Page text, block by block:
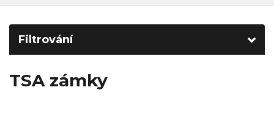
Filtrování
TSA zámky